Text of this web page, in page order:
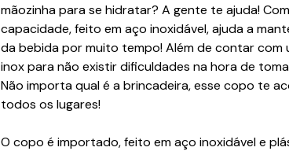
mãozinha para se hidratar? A gente te ajuda!
capacidade, feito em aço inoxidável, ajuda a
da bebida por muito tempo! Além de contar com
inox para não existir dificuldades na hora de
Não importa qual é a brincadeira, esse copo te
todos os lugares!
O copo é importado, feito em aço inoxidável e